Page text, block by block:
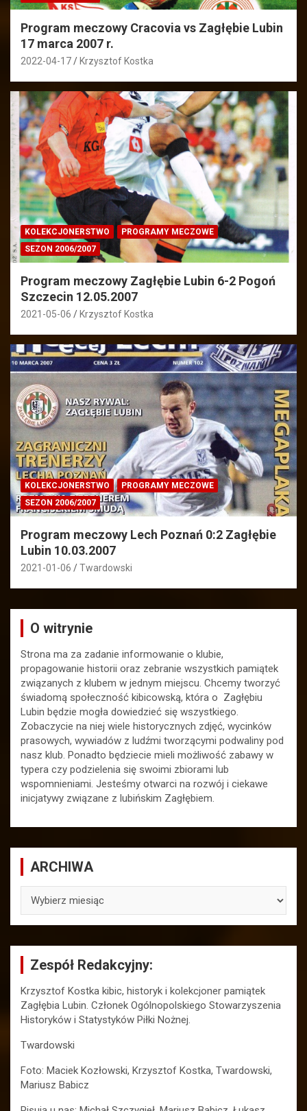
Program meczowy Cracovia vs Zagłębie Lubin
17 marca 2007 r.
2022-04-17 Krzysztof Kostka
KOLEKCJONERSTWO
PROGRAMY MECZOWE
SEZON 2006/2007
Program meczowy Zagłębie Lubin 6-2 Pogoń
Szczecin 12.05.2007
2021-05-06 Krzysztof Kostka
KOLEKCJONERSTWO
PROGRAMY MECZOWE
SEZON 2006/2007
Program meczowy Lech Poznań 0:2 Zagłębie
Lubin 10.03.2007
2021-01-06 Twardowski
O witrynie
Strona ma za zadanie informowanie o klubie,
propagowanie historii oraz zebranie wszystkich pamiątek
związanych z klubem w jednym miejscu. Chcemy tworzyć
świadomą społeczność kibicowską, która o Zagłębiu
Lubin będzie mogła dowiedzieć się wszystkiego.
Zobaczycie na niej wiele historycznych zdjęć, wycinków
prasowych, wywiadów z ludźmi tworzącymi podwaliny pod
nasz klub. Ponadto będziecie mieli możliwość zabawy w
typera czy podzielenia się swoimi zbiorami lub
wspomnieniami. Jesteśmy otwarci na rozwój i ciekawe
inicjatywy związane z lubińskim Zagłębiem.
ARCHIWA
Zespół Redakcyjny:
Krzysztof Kostka kibic, historyk i kolekcjoner pamiątek
Zagłębia Lubin. Członek Ogólnopolskiego Stowarzyszenia
Historyków i Statystyków Piłki Nożnej.
Twardowski
Foto: Maciek Kozłowski, Krzysztof Kostka, Twardowski,
Mariusz Babicz